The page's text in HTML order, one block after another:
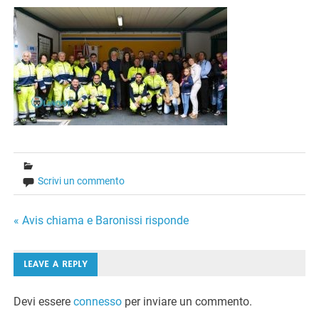
Scrivi un commento
Navigazione
articoli
« Avis chiama e Baronissi risponde
LEAVE A REPLY
Devi essereconnesso per inviare un commento.